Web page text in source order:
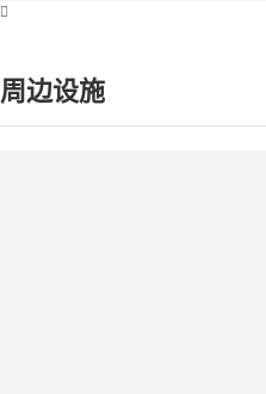

周边设施